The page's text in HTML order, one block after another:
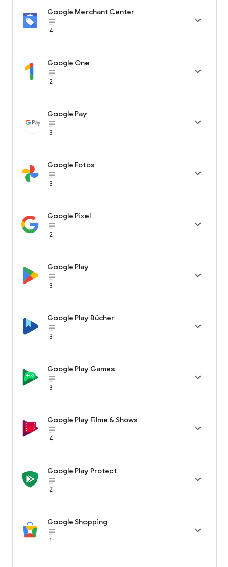
Google Merchant Center
subject_black
4

Google One
subject_black
2

Google Pay
subject_black
3

Google Fotos
subject_black
3

Google Pixel
subject_black
2

Google Play
subject_black
3

Google Play Bücher
subject_black
3

Google Play Games
subject_black
3

Google Play Filme & Shows
subject_black
4

Google Play Protect
subject_black
2

Google Shopping
subject_black
1
